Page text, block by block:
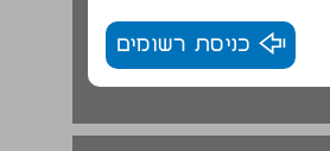
כניסת רשומים